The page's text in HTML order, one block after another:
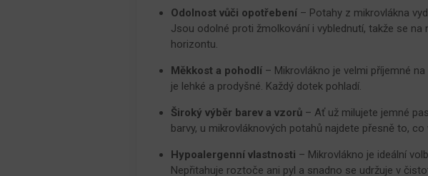
Odolnost vůči opotřebení – Potahy z mikrovlákna
Jsou odolné proti žmolkování i vyblednutí, takže se
horizontu.
Měkkost a pohodlí – Mikrovlákno je velmi příjemné
je lehké a prodyšné. Každý dotek pohladí.
Široký výběr barev a vzorů – Ať už milujete jemné
barvy, u mikrovláknových potahů najdete přesně to,
Hypoalergenní vlastnosti – Mikrovlákno je ideální
Nepřitahuje roztoče ani pyl a snadno se udržuje v